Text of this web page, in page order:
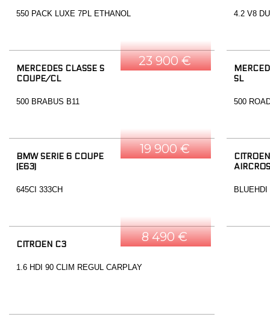
550 PACK LUXE 7PL ETHANOL 4.2 V8
23 900 €
MERCEDES CLASSE S
COUPE/CL
500 BRABUS B11
SL
500
19 900 €
BMW SERIE 6 COUPE
(E63)
645CI 333CH
8 490 €
CITROEN C3
1.6 HDI 90 CLIM REGUL CARPLAY